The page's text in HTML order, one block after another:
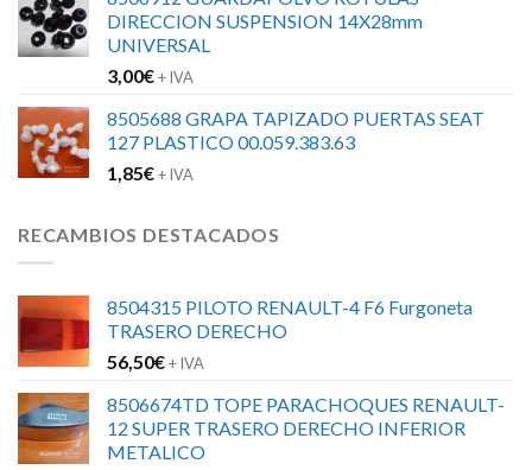
DIRECCION SUSPENSION 14X28mm
UNIVERSAL
3,00€+ IVA
8505688 GRAPA TAPIZADO PUERTAS SEAT
127 PLASTICO 00.059.383.63
1,85€+ IVA
RECAMBIOS DESTACADOS
8504315 PILOTO RENAULT-4 F6 Furgoneta
TRASERO DERECHO
56,50€+ IVA
8506674TD TOPE PARACHOQUES RENAULT-
12 SUPER TRASERO DERECHO INFERIOR
METALICO